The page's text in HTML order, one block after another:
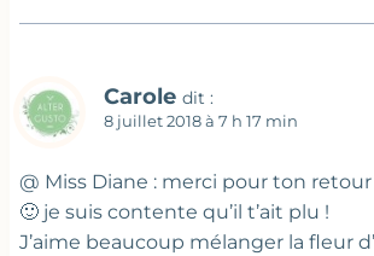
Carole dit :
8 juillet 2018 à 7 h 17 min
@ Miss Diane : merci pour ton
🙂 je suis contente qu’il t’ait plu !
J’aime beaucoup mélanger la fleur